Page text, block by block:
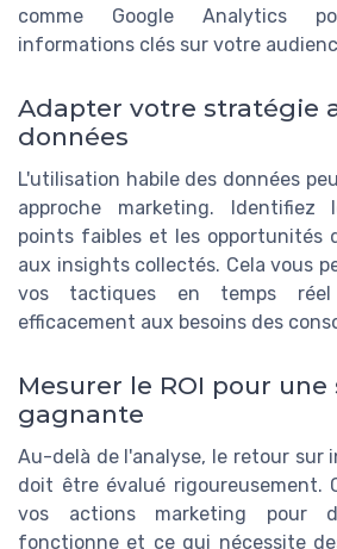
comme Google Analytics
informations clés sur votre
Adapter votre stratégie
données
L'utilisation habile des données
approche marketing. Identifiez
points faibles et les opportunités
aux insights collectés. Cela vous
vos tactiques en temps
efficacement aux besoins des
Mesurer le ROI pour
gagnante
Au-delà de l'analyse, le retour sur
doit être évalué rigoureusement.
vos actions marketing pour
fonctionne et ce qui nécessite